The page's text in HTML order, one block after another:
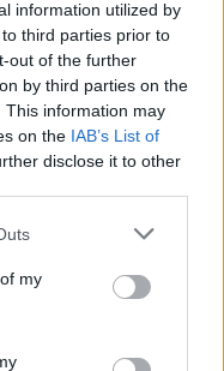
information utilized by
third parties prior to
out of the further
by third parties on the
This information may
on the IAB’s List of
disclose it to other
one or more Google
You may click to
third-party tags to
in below Google
my
ΧΡΊΣΛΑ ΓΕΩΡΓΑΚΟΠΟΎΛΟΥ